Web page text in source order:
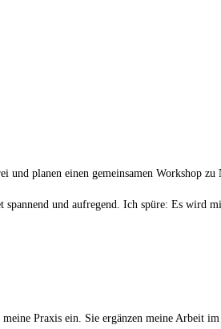
planen einen gemeinsamen Workshop
und aufregend. Ich spüre: Es wird
Praxis ein. Sie ergänzen meine Arbeit